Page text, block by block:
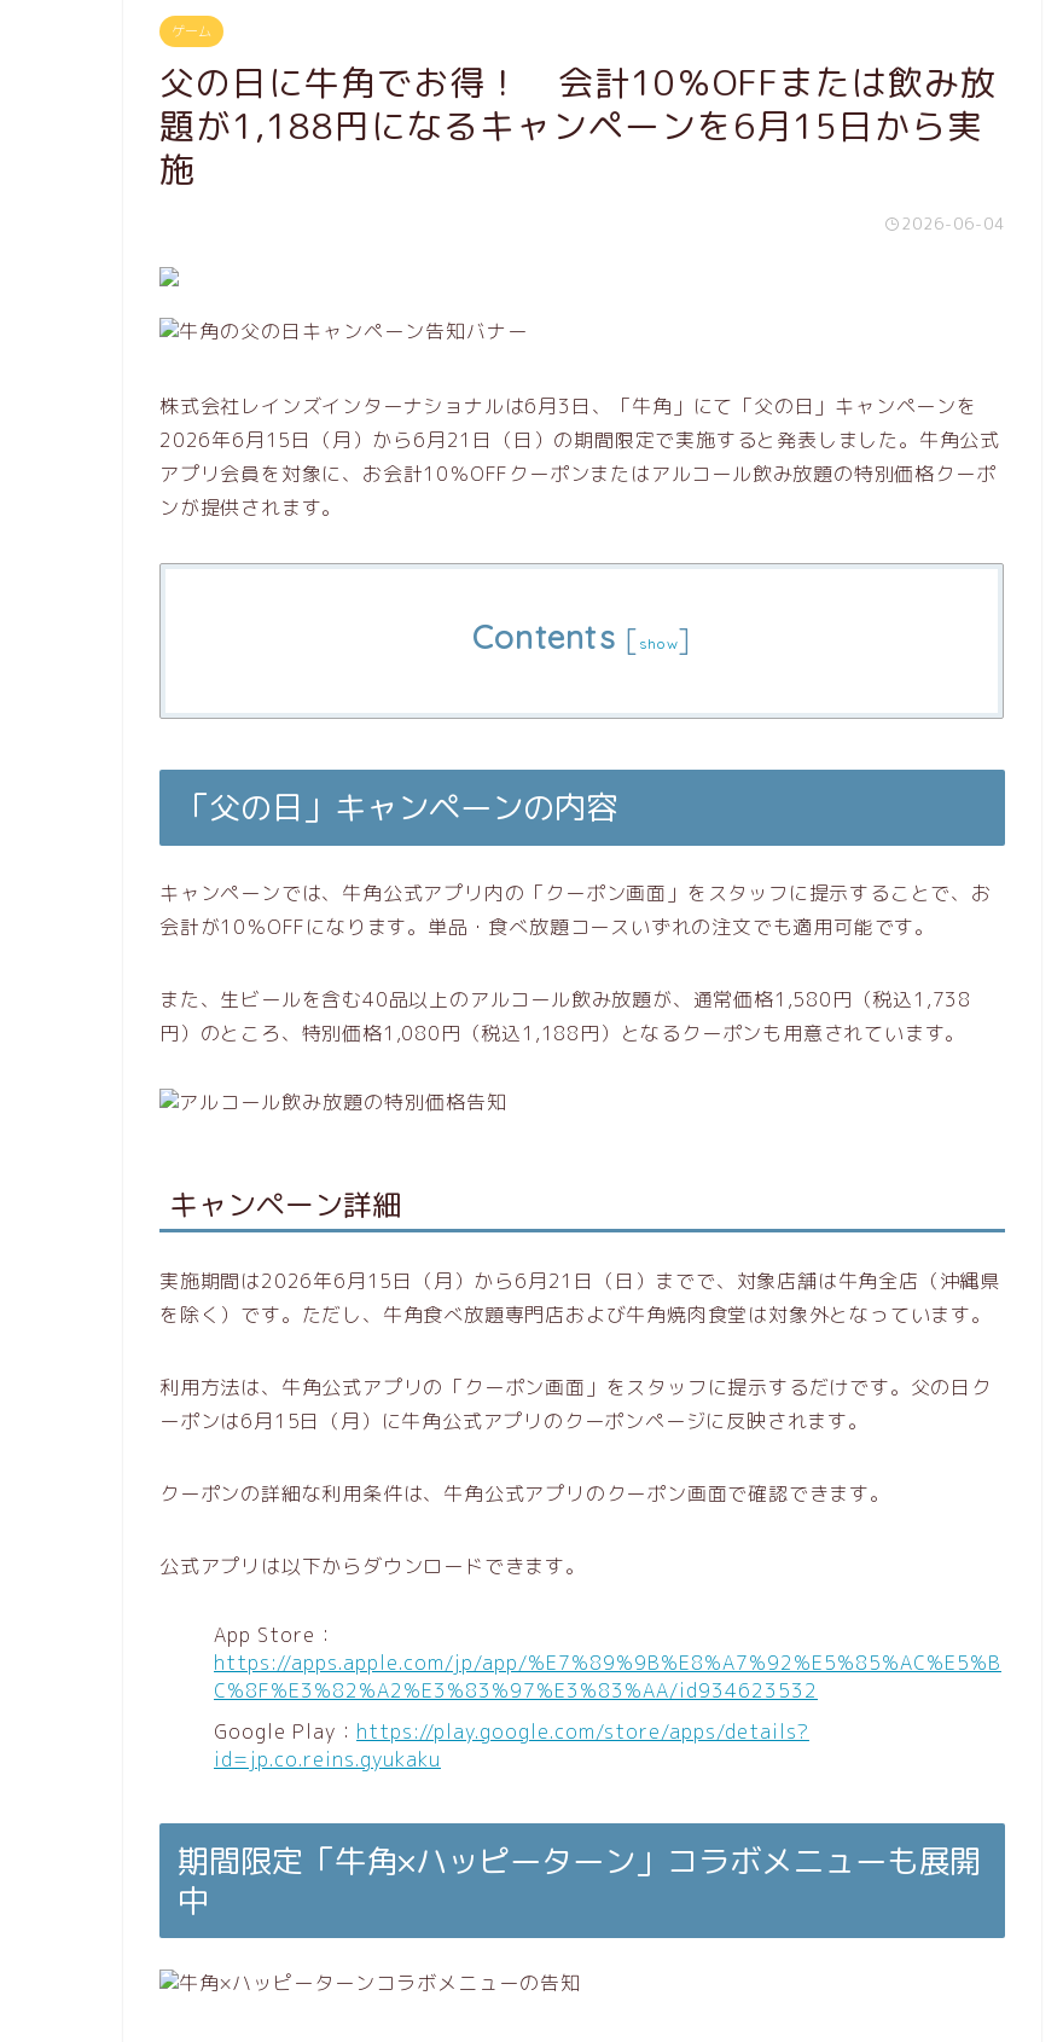
ゲーム
父の日に牛角でお得！ 会計10％OFFまたは飲み放
題が1,188円になるキャンペーンを6月15日から実
施
2026-06-04
株式会社レインズインターナショナルは6月3日、「牛角」にて「父の日」キャンペーンを
2026年6月15日（月）から6月21日（日）の期間限定で実施すると発表しました。牛角公式
アプリ会員を対象に、お会計10％OFFクーポンまたはアルコール飲み放題の特別価格クーポ
ンが提供されます。
Contents [ show]
「父の日」キャンペーンの内容
キャンペーンでは、牛角公式アプリ内の「クーポン画面」をスタッフに提示することで、お
会計が10％OFFになります。単品・食べ放題コースいずれの注文でも適用可能です。
また、生ビールを含む40品以上のアルコール飲み放題が、通常価格1,580円（税込1,738
円）のところ、特別価格1,080円（税込1,188円）となるクーポンも用意されています。
キャンペーン詳細
実施期間は2026年6月15日（月）から6月21日（日）までで、対象店舗は牛角全店（沖縄県
を除く）です。ただし、牛角食べ放題専門店および牛角焼肉食堂は対象外となっています。
利用方法は、牛角公式アプリの「クーポン画面」をスタッフに提示するだけです。父の日ク
ーポンは6月15日（月）に牛角公式アプリのクーポンページに反映されます。
クーポンの詳細な利用条件は、牛角公式アプリのクーポン画面で確認できます。
公式アプリは以下からダウンロードできます。
App Store：
https://apps.apple.com/jp/app/%E7%89%9B%E8%A7%92%E5%85%AC%E5%B
C%8F%E3%82%A2%E3%83%97%E3%83%AA/id934623532
Google Play： https://play.google.com/store/apps/details?
id=jp.co.reins.gyukaku
期間限定「牛角×ハッピーターン」コラボメニューも展開
中